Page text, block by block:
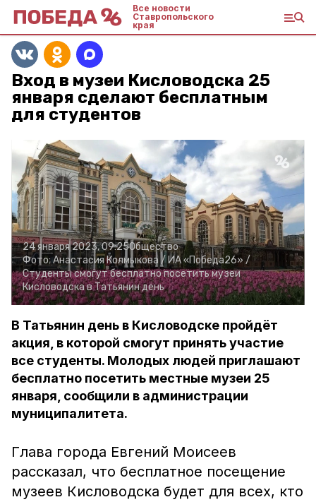
Все новости
Ставропольского
края
Вход в музеи Кисловодска 25
января сделают бесплатным
для студентов
24 января 2023, 09:25Общество
Фото:Анастасия Колмыкова / ИА «Победа26» /
Студенты смогут бесплатно посетить музеи
Кисловодска в Татьянин день
В Татьянин день в Кисловодске пройдёт
акция, в которой смогут принять участие
все студенты. Молодых людей приглашают
бесплатно посетить местные музеи 25
января, сообщили в администрации
муниципалитета.
Глава города Евгений Моисеев
рассказал, что бесплатное посещение
музеев Кисловодска будет для всех, кто